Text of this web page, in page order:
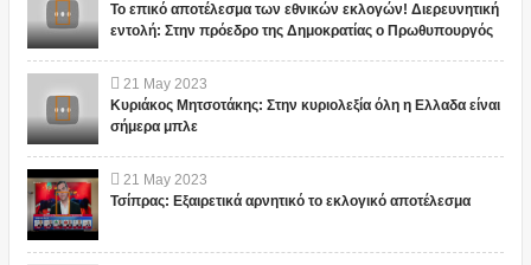
Το επικό αποτέλεσμα των εθνικών εκλογών! Διερευνητική
εντολή: Στην πρόεδρο της Δημοκρατίας ο Πρωθυπουργός
21 May 2023
Κυριάκος Μητσοτάκης: Στην κυριολεξία όλη η Ελλαδα είναι
σήμερα μπλε
21 May 2023
Τσίπρας: Εξαιρετικά αρνητικό το εκλογικό αποτέλεσμα